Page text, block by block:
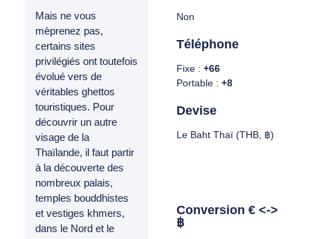
Mais ne vous
mèprenez pas,
certains sites
privilégiés ont toutefois
évolué vers de
véritables ghettos
touristiques. Pour
découvrir un autre
visage de la
Thaïlande, il faut partir
à la découverte des
nombreux palais,
temples bouddhistes
et vestiges khmers,
dans le Nord et le
Non
Téléphone
Fixe : +66
Portable : +8
Devise
Le Baht Thaï (THB, ฿)
Conversion € <->
฿